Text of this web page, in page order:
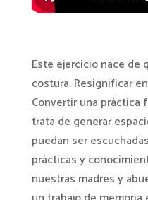
Este ejercicio nace de
costura. Resignificar
Convertir una práctica
trata de generar
puedan ser
prácticas y
nuestras madres y